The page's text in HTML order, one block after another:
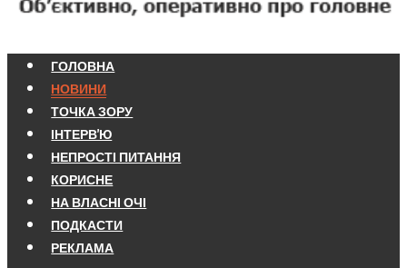
ГОЛОВНА
НОВИНИ
ТОЧКА ЗОРУ
ІНТЕРВ'Ю
НЕПРОСТІ ПИТАННЯ
КОРИСНЕ
НА ВЛАСНІ ОЧІ
ПОДКАСТИ
РЕКЛАМА